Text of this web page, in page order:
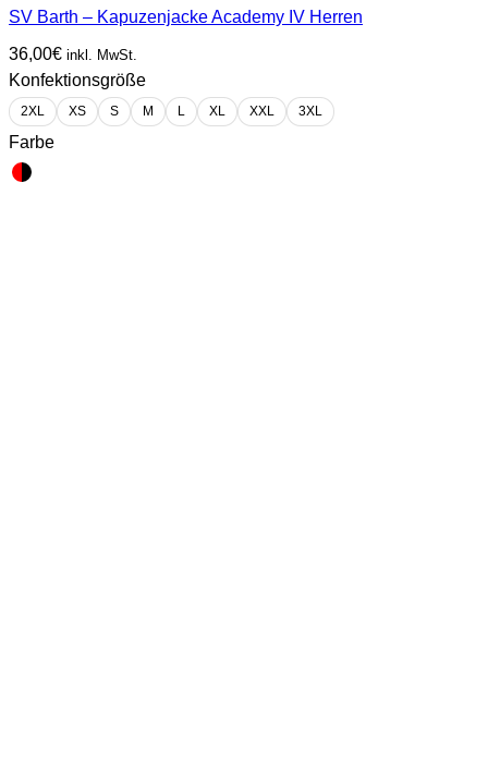
SV Barth – Kapuzenjacke Academy IV Herren
36,00€ inkl. MwSt.
Konfektionsgröße
2XL XS S M L XL XXL 3XL
Farbe